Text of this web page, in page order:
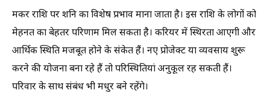
मकर राशि पर शनि का विशेष प्रभाव माना जाता है। इस राशि के लोगों को
मेहनत का बेहतर परिणाम मिल सकता है। करियर में स्थिरता आएगी और
आर्थिक स्थिति मजबूत होने के संकेत हैं। नए प्रोजेक्ट या व्यवसाय शुरू
करने की योजना बना रहे हैं तो परिस्थितियां अनुकूल रह सकती हैं।
परिवार के साथ संबंध भी मधुर बने रहेंगे।